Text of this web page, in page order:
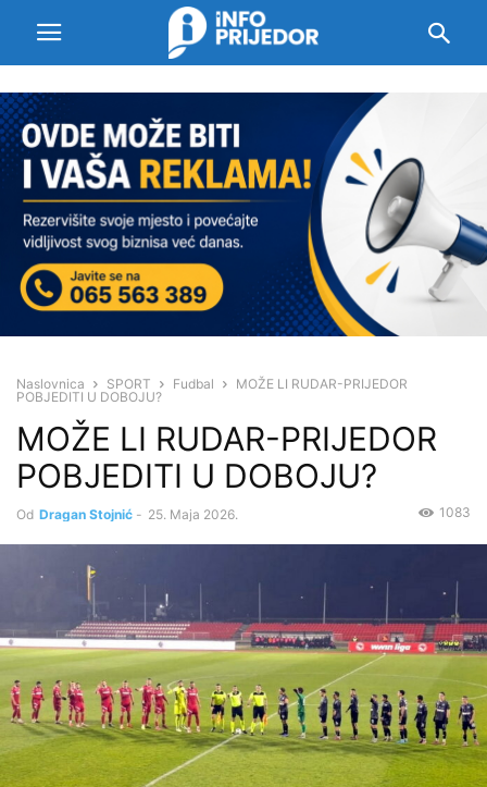
Naslovnica SPORT Fudbal
MOŽE LI RUDAR-PRIJEDOR
POBJEDITI U DOBOJU?
MOŽE LI RUDAR-PRIJEDOR
POBJEDITI U DOBOJU?
Od Dragan Stojnić - 25. Maja 2026. 1083